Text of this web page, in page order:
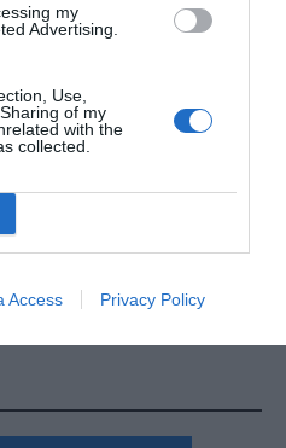
my
Advertising.
Use,
of my
with the
collected.
Access Privacy Policy